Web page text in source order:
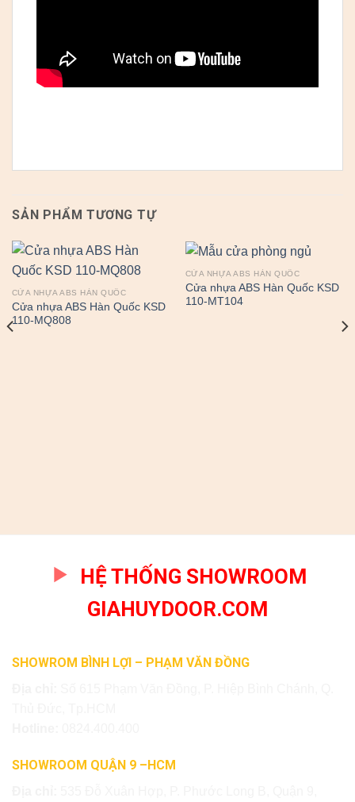
SẢN PHẨM TƯƠNG TỰ
CỬA NHỰA ABS HÀN QUỐC
Cửa nhựa ABS Hàn Quốc KSD
110-MQ808
CỬA NHỰA ABS HÀN QUỐC
Cửa nhựa ABS Hàn Quốc KSD
110-MT104
HỆ THỐNG SHOWROOM
GIAHUYDOOR.COM
SHOWROM BÌNH LỢI – PHẠM VĂN ĐỒNG
SHOWROOM QUẬN 9 –HCM